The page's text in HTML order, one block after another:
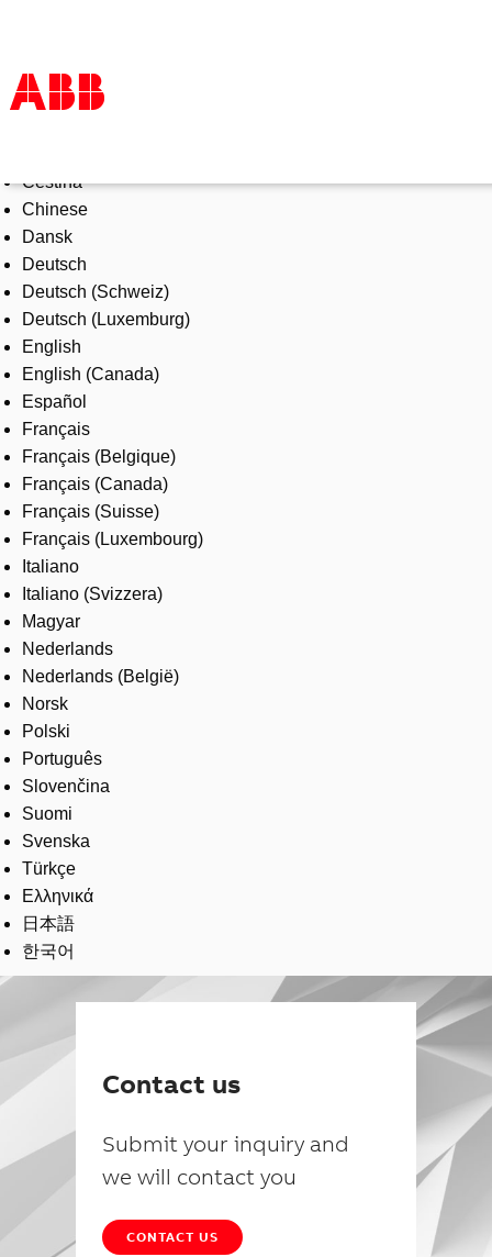
Products & Solutions
Industries
Services
About us
Where to buy
Contact us
Careers
Čeština
Chinese
Dansk
Deutsch
Deutsch (Schweiz)
Deutsch (Luxemburg)
English
English (Canada)
Español
Français
Français (Belgique)
Français (Canada)
Français (Suisse)
Français (Luxembourg)
Italiano
Italiano (Svizzera)
Magyar
Nederlands
Nederlands (België)
Norsk
Polski
Português
Slovenčina
Suomi
Svenska
Türkçe
Ελληνικά
日本語
한국어
Contact us
Submit your inquiry and
we will contact you
CONTACT US